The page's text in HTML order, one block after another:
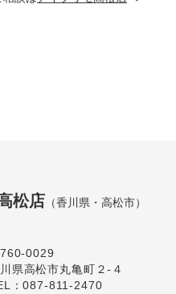
松店 （香川県・高松市）
0029
県高松市丸亀町２-４
：087-811-2470